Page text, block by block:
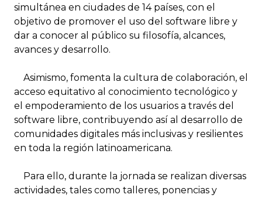
simultánea en ciudades de 14 países, con el
objetivo de promover el uso del software libre y
dar a conocer al público su filosofía, alcances,
avances y desarrollo.
Asimismo, fomenta la cultura de colaboración, el
acceso equitativo al conocimiento tecnológico y
el empoderamiento de los usuarios a través del
software libre, contribuyendo así al desarrollo de
comunidades digitales más inclusivas y resilientes
en toda la región latinoamericana.
Para ello, durante la jornada se realizan diversas
actividades, tales como talleres, ponencias y